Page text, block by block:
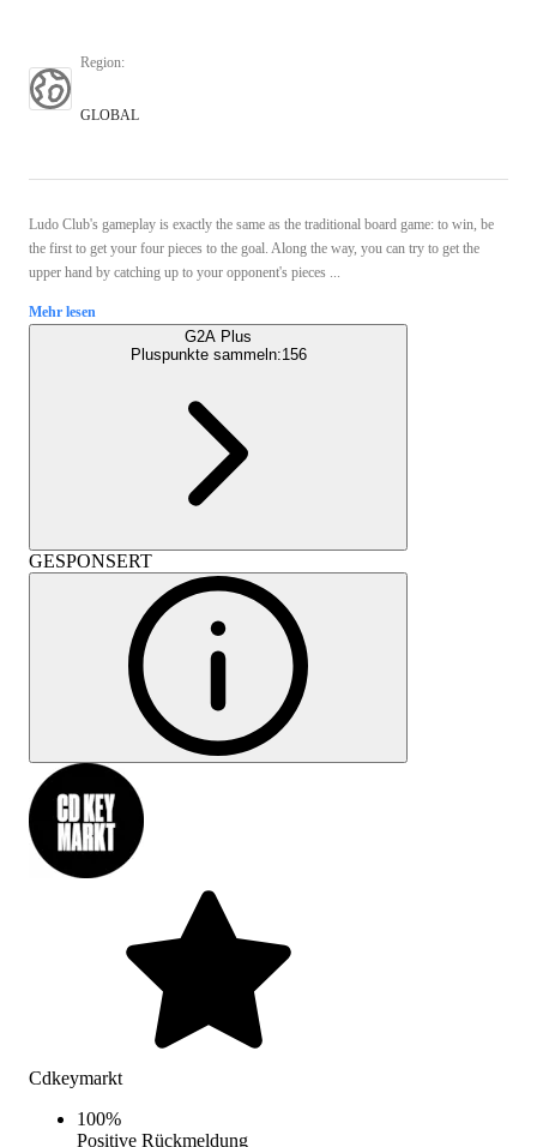
Region:
GLOBAL
Ludo Club's gameplay is exactly the same as the traditional board game: to win, be
the first to get your four pieces to the goal. Along the way, you can try to get the
upper hand by catching up to your opponent's pieces ...
Mehr lesen
G2A Plus
Pluspunkte sammeln:156
GESPONSERT
Cdkeymarkt
100%
Positive Rückmeldung